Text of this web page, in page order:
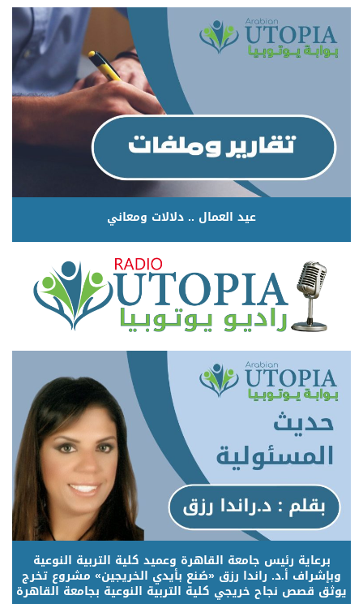
عيد العمال .. دلالات ومعاني
برعاية رئيس جامعة القاهرة وعميد كلية التربية النوعية
وبإشراف أ.د. راندا رزق «صُنع بأيدي الخريجين» مشروع تخرج
يوثق قصص نجاح خريجي كلية التربية النوعية بجامعة القاهرة